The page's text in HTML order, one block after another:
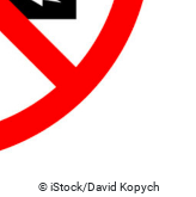
iStock/David Kopych